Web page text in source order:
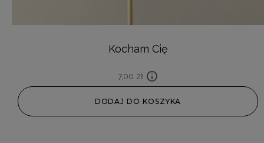
Kocham Cię
7,00 zł
DODAJ DO KOSZYKA